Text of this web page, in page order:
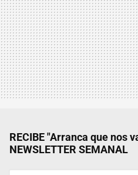
RECIBE "Arranca que nos
NEWSLETTER SEMANAL